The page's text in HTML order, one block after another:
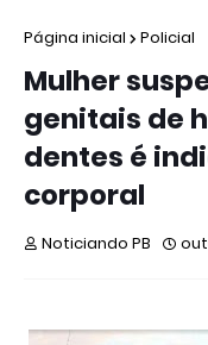
Página inicial Policial
Mulher
genitais de
dentes é
corporal
Noticiando PB